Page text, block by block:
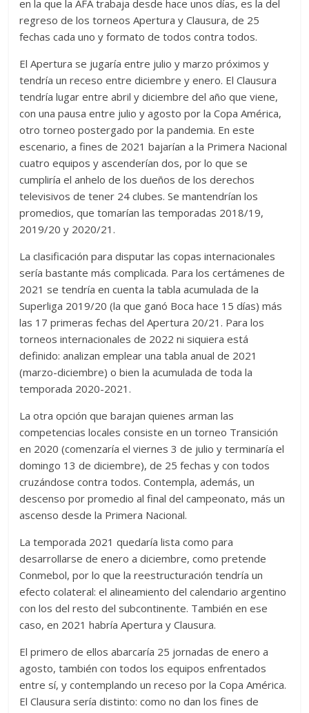
en la que la AFA trabaja desde hace unos días, es la del
regreso de los torneos Apertura y Clausura, de 25
fechas cada uno y formato de todos contra todos.
El Apertura se jugaría entre julio y marzo próximos y
tendría un receso entre diciembre y enero. El Clausura
tendría lugar entre abril y diciembre del año que viene,
con una pausa entre julio y agosto por la Copa América,
otro torneo postergado por la pandemia. En este
escenario, a fines de 2021 bajarían a la Primera Nacional
cuatro equipos y ascenderían dos, por lo que se
cumpliría el anhelo de los dueños de los derechos
televisivos de tener 24 clubes. Se mantendrían los
promedios, que tomarían las temporadas 2018/19,
2019/20 y 2020/21.
La clasificación para disputar las copas internacionales
sería bastante más complicada. Para los certámenes de
2021 se tendría en cuenta la tabla acumulada de la
Superliga 2019/20 (la que ganó Boca hace 15 días) más
las 17 primeras fechas del Apertura 20/21. Para los
torneos internacionales de 2022 ni siquiera está
definido: analizan emplear una tabla anual de 2021
(marzo-diciembre) o bien la acumulada de toda la
temporada 2020-2021.
La otra opción que barajan quienes arman las
competencias locales consiste en un torneo Transición
en 2020 (comenzaría el viernes 3 de julio y terminaría el
domingo 13 de diciembre), de 25 fechas y con todos
cruzándose contra todos. Contempla, además, un
descenso por promedio al final del campeonato, más un
ascenso desde la Primera Nacional.
La temporada 2021 quedaría lista como para
desarrollarse de enero a diciembre, como pretende
Conmebol, por lo que la reestructuración tendría un
efecto colateral: el alineamiento del calendario argentino
con los del resto del subcontinente. También en ese
caso, en 2021 habría Apertura y Clausura.
El primero de ellos abarcaría 25 jornadas de enero a
agosto, también con todos los equipos enfrentados
entre sí, y contemplando un receso por la Copa América.
El Clausura sería distinto: como no dan los fines de